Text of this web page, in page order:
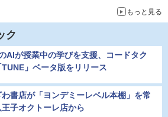
もっと見る
ク
AIが授業中の学びを支援、コードタク
TUNE」ベータ版をリリース
わ書店が「ヨンデミーレベル本棚」を常
子オクトーレ店から